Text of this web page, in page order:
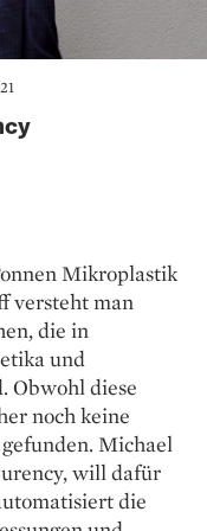
Mikro­­­plastik
versteht man
die in
und
Obwohl diese
noch keine
Michael
will dafür
die